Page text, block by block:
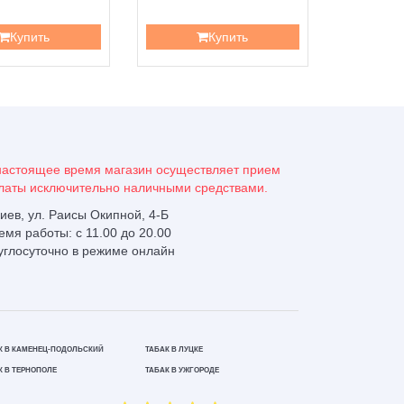
Купить Купить
время магазин осуществляет прием
исключительно наличными средствами.
ул. Раисы Окипной, 4-Б
работы: с 11.00 до 20.00
в режиме онлайн
В КАМЕНЕЦ-ПОДОЛЬСКИЙ ТАБАК В ЛУЦКЕ
В ТЕРНОПОЛЕ ТАБАК В УЖГОРОДЕ